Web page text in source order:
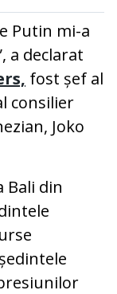
Putin mi-a
a declarat
fost șef al
consilier
Joko
Bali din